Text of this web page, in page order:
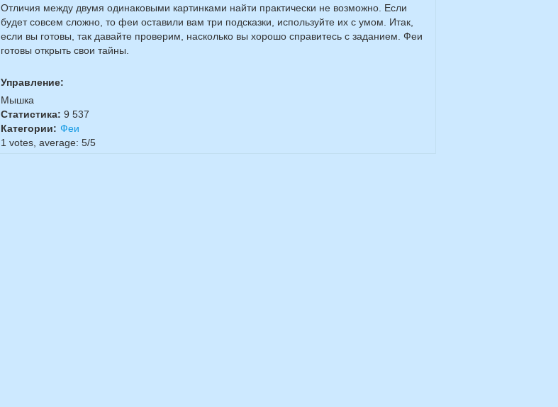
Отличия между двумя одинаковыми картинками найти практически не возможно. Если
будет совсем сложно, то феи оставили вам три подсказки, используйте их с умом. Итак,
если вы готовы, так давайте проверим, насколько вы хорошо справитесь с заданием. Феи
готовы открыть свои тайны.
Управление:
Мышка
Статистика: 9 537
Категории: Феи
1 votes, average: 5/5